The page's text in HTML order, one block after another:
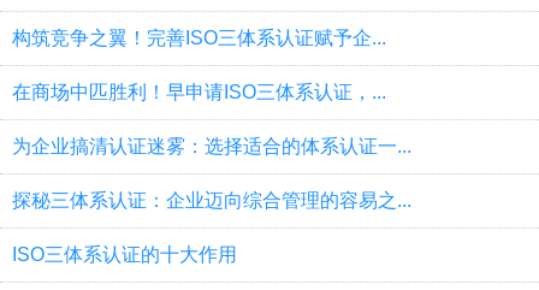
构筑竞争之翼！完善ISO三体系认证赋予企...
在商场中匹胜利！早申请ISO三体系认证，...
为企业搞清认证迷雾：选择适合的体系认证一...
探秘三体系认证：企业迈向综合管理的容易之...
ISO三体系认证的十大作用